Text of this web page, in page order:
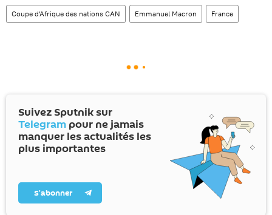
Coupe d'Afrique des nations CAN Emmanuel Macron France
Suivez Sputnik sur
Telegram pour ne jamais
manquer les actualités les
plus importantes
S’abonner